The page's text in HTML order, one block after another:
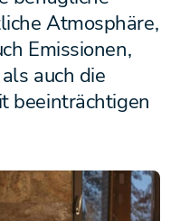
Atmosphäre,
Emissionen,
auch die
beeinträchtigen